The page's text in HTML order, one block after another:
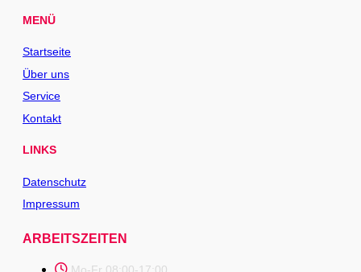
MENÜ
Startseite
Über uns
Service
Kontakt
LINKS
Datenschutz
Impressum
ARBEITSZEITEN
Mo-Fr 08:00-17:00